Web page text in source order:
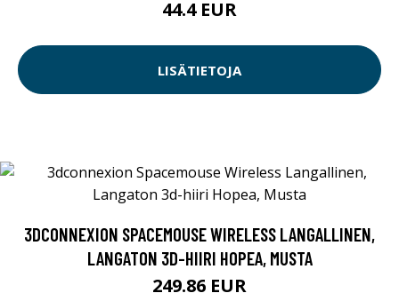
44.4 EUR
LISÄTIETOJA
3DCONNEXION SPACEMOUSE WIRELESS LANGALLINEN,
LANGATON 3D-HIIRI HOPEA, MUSTA
249.86 EUR